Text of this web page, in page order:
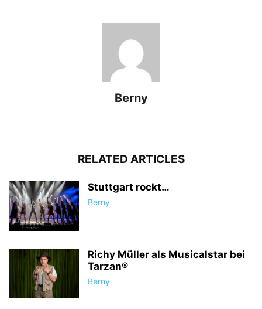
Berny
RELATED ARTICLES
Stuttgart rockt…
Berny
Richy Müller als Musicalstar bei
Tarzan®
Berny